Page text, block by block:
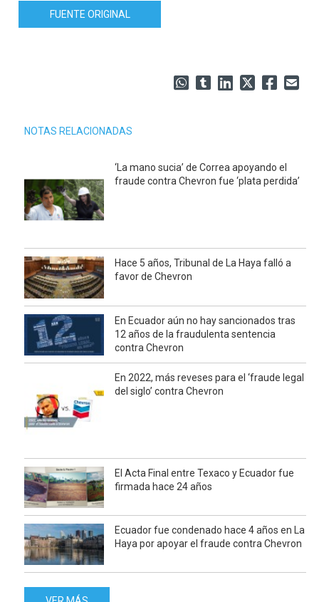
FUENTE ORIGINAL
NOTAS RELACIONADAS
‘La mano sucia’ de Correa apoyando el
fraude contra Chevron fue ‘plata perdida’
Hace 5 años, Tribunal de La Haya falló a
favor de Chevron
En Ecuador aún no hay sancionados tras
12 años de la fraudulenta sentencia
contra Chevron
En 2022, más reveses para el ‘fraude legal
del siglo’ contra Chevron
El Acta Final entre Texaco y Ecuador fue
firmada hace 24 años
Ecuador fue condenado hace 4 años en La
Haya por apoyar el fraude contra Chevron